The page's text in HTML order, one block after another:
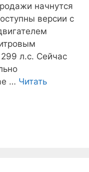
начнутся
версии с
л.с. Сейчас
… Читать